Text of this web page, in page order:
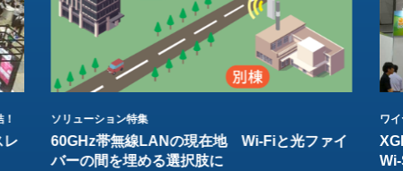
レ
ソリューション特集
60GHz帯無線LANの現在地 Wi-Fiと光ファイ
バーの間を埋める選択肢に
ワ